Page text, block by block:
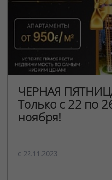
ЧЕРНАЯ
Только с 22 по
ноября!
c 22.11.2023